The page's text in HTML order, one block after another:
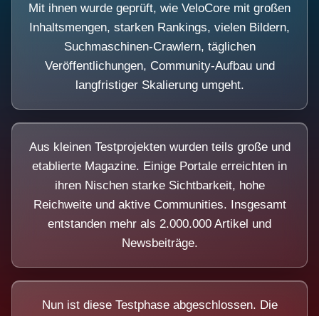
Mit ihnen wurde geprüft, wie VeloCore mit großen
Inhaltsmengen, starken Rankings, vielen Bildern,
Suchmaschinen-Crawlern, täglichen
Veröffentlichungen, Community-Aufbau und
langfristiger Skalierung umgeht.
Aus kleinen Testprojekten wurden teils große und
etablierte Magazine. Einige Portale erreichten in
ihren Nischen starke Sichtbarkeit, hohe
Reichweite und aktive Communities. Insgesamt
entstanden mehr als 2.000.000 Artikel und
Newsbeiträge.
Nun ist diese Testphase abgeschlossen. Die